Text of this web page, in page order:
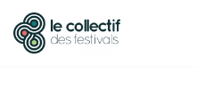
Aller